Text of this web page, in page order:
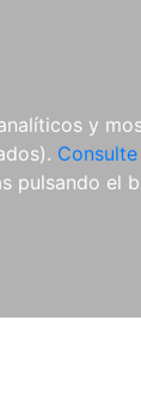
y
pulsando el